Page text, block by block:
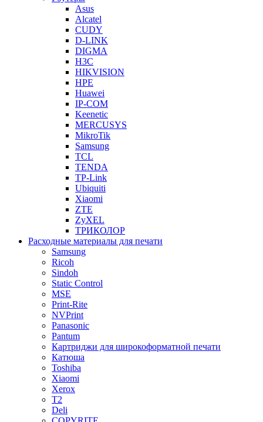
Asus
Alcatel
CUDY
D-LINK
DIGMA
H3C
HIKVISION
HPE
Huawei
IP-COM
Keenetic
MERCUSYS
MikroTik
Samsung
TCL
TENDA
TP-Link
Ubiquiti
Xiaomi
ZTE
ZyXEL
ТРИКОЛОР
Расходные материалы для печати
Samsung
Ricoh
Sindoh
Static Control
MSE
Print-Rite
NVPrint
Panasonic
Pantum
Картриджи для широкоформатной печати
Катюша
Toshiba
Xiaomi
Xerox
T2
Deli